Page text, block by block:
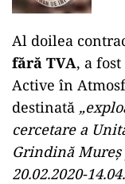
Al doilea
fără TVA, a
Active în
destinată
cercetare a
Grindină
20.02.2020-